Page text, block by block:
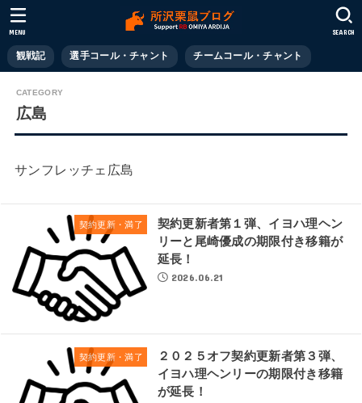
観戦記 選手コール・チャント チームコール・チャント
SEARCH
MENU
広島
サンフレッチェ広島
契約更新・満了
契約更新者第１弾、イヨハ理ヘン
リーと尾崎優成の期限付き移籍が
延長！
2026.06.21
契約更新・満了
２０２５オフ契約更新者第３弾、
イヨハ理ヘンリーの期限付き移籍
が延長！